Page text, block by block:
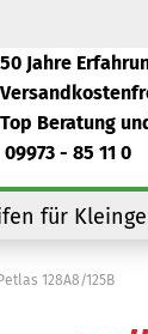
50 Jahre
Top Beratung
09973 - 85 11 0
für
128A8/125B